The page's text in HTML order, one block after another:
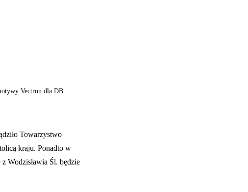
Vectron dla DB
Towarzystwo
kraju. Ponadto w
Wodzisławia Śl. będzie